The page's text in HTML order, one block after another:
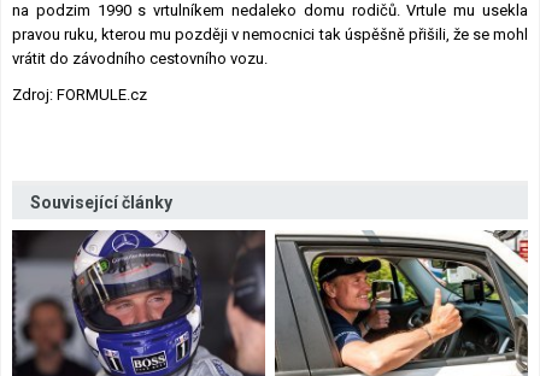
na podzim 1990 s vrtulníkem nedaleko domu rodičů. Vrtule mu usekla
pravou ruku, kterou mu později v nemocnici tak úspěšně přišili, že se mohl
vrátit do závodního cestovního vozu.
Zdroj: FORMULE.cz
Související články